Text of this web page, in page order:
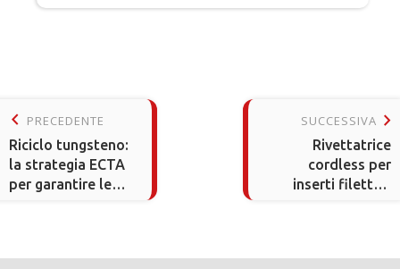
keyboard_arrow_left PRECEDENTE
Riciclo tungsteno:
la strategia ECTA
per garantire le
SUCCESSIVA keyboard_arrow_right
Rivettatrice
cordless per
inserti filettati